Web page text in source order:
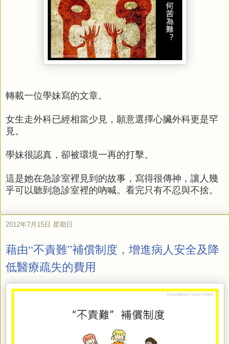
轉載一位學妹寫的文章。
女生走外科已經相當少見，願意選擇心臟外科更是罕
見。
學妹很認真，卻被環境一再的打擊。
這是她在急診室裡見到的故事，寫得很傳神，讓人幾
乎可以聽到急診室裡的吶喊。 看完只有不忍與不捨。
2012年7月15日 星期日
藉由“不責難”補償制度，增進病人安全及降
低醫療疏失的費用